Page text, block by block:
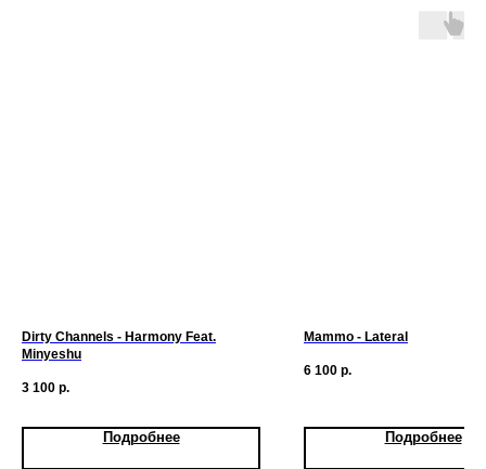
Dirty Channels - Harmony Feat.
Minyeshu
3 100 р.
Подробнее
Mammo - Lateral
6 100 р.
Подробнее